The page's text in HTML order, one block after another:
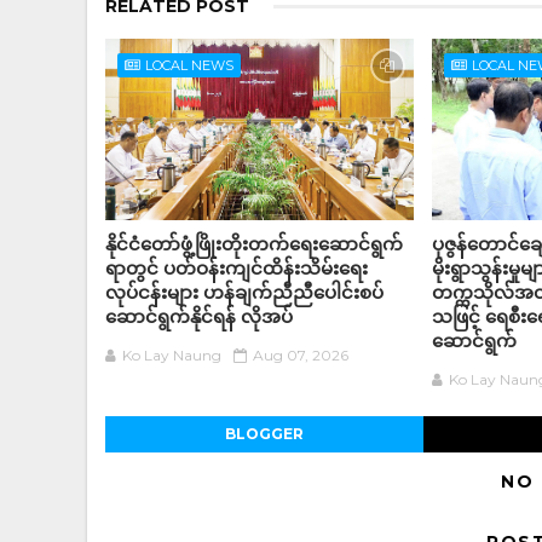
RELATED POST
LOCAL NEWS
နိုင်ငံတော်ဖွံ့ဖြိုးတိုးတက်ရေးဆောင်ရွက်
ရာတွင် ပတ်ဝန်းကျင်ထိန်းသိမ်းရေး
လုပ်ငန်းများ ဟန်ချက်ညီညီပေါင်းစပ်
ဆောင်ရွက်နိုင်ရန် လိုအပ်
Ko Lay Naung Aug 07, 2026
LOCAL
ပုဇွန်တောင်ချ
မိုးရွာသွန်းမှုမ
တက္ကသိုလ်အတွ
သဖြင့် ရေစီး
ဆောင်ရွက်
Ko Lay
BLOGGER
NO